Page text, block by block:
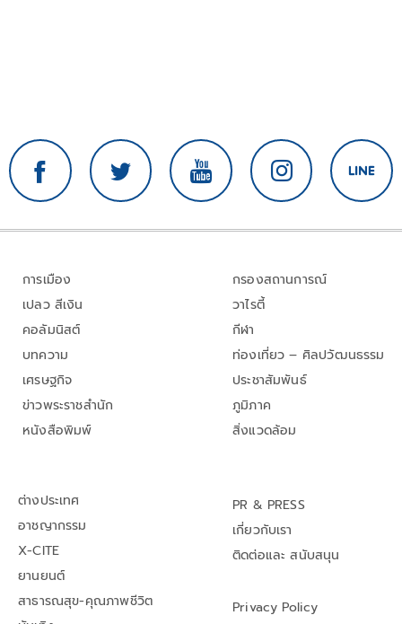
การเมือง
เปลว สีเงิน
คอลัมนิสต์
บทความ
เศรษฐกิจ
ข่าวพระราชสำนัก
หนังสือพิมพ์
กรองสถานการณ์
วาไรตี้
กีฬา
ท่องเที่ยว – ศิลปวัฒนธรรม
ประชาสัมพันธ์
ภูมิภาค
สิ่งแวดล้อม
ต่างประเทศ
อาชญากรรม
X-CITE
ยานยนต์
สาธารณสุข-คุณภาพชีวิต
PR & PRESS
เกี่ยวกับเรา
ติดต่อและ สนับสนุน
Privacy Policy